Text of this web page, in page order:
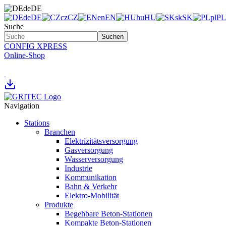
deDE
deDE czCZ enEN huHU skSK plPL
Suche
Suchen
CONFIG XPRESS
Online-Shop
Navigation
Stations
Branchen
Elektrizitätsversorgung
Gasversorgung
Wasserversorgung
Industrie
Kommunikation
Bahn & Verkehr
Elektro-Mobilität
Produkte
Begehbare Beton-Stationen
Kompakte Beton-Stationen